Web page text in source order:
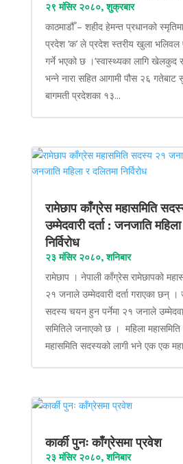
२९ मंसिर २०८०, शुक्रबार
काठमाडौँ – शहीद हेमन्त प्रधानको
प्रदेश ‘क’ ले प्रदेश स्तरीय खुला भलिवल
गर्ने भएको छ ।‘स्वास्थ्यका लागि खेलकुद
भन्ने नारा सहित आगामी पौस २६ गतेबाट
बागमती प्रदेशका १३...
रामेछाप काँग्रेस महासमिति
उम्मेदवारी दर्ता : जनजाति
निर्विरोध
२३ मंसिर २०८०, शनिबार
रामेछाप । नेपाली काँग्रेस रामेछापको
२१ जनाले उम्मेदवारी दर्ता गराएका छन् ।
सदस्य चयन हुन पर्नेमा २१ जनाले
समितिले जनाएको छ । महिला
महासमिति सदस्यको लागी भने एक एक
कार्की पुनः काँग्रेसमा प्रवेश
२३ मंसिर २०८०, शनिबार